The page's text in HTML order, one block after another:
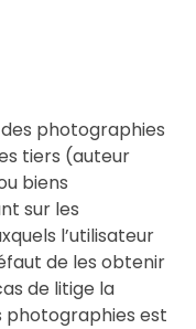
photographies
tiers (auteur
biens
sur les
l’utilisateur
de les obtenir
de litige la
photographies est